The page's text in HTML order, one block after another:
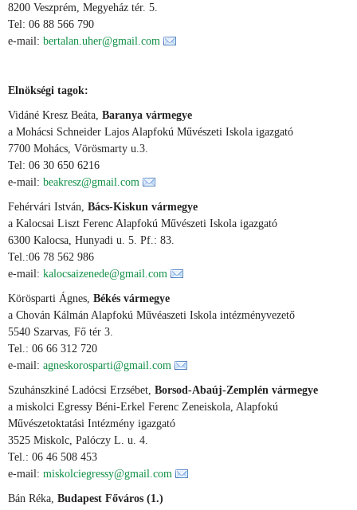
8200 Veszprém, Megyeház tér. 5.
Tel: 06 88 566 790
e-mail: bertalan.uher@gmail.com
Elnökségi tagok:
Vidáné Kresz Beáta, Baranya vármegye
a Mohácsi Schneider Lajos Alapfokú Művészeti Iskola igazgató
7700 Mohács, Vörösmarty u.3.
Tel: 06 30 650 6216
e-mail: beakresz@gmail.com
Fehérvári István, Bács-Kiskun vármegye
a Kalocsai Liszt Ferenc Alapfokú Művészeti Iskola igazgató
6300 Kalocsa, Hunyadi u. 5. Pf.: 83.
Tel.:06 78 562 986
e-mail: kalocsaizenede@gmail.com
Körösparti Ágnes, Békés vármegye
a Chován Kálmán Alapfokú Művéaszeti Iskola intézményvezető
5540 Szarvas, Fő tér 3.
Tel.: 06 66 312 720
e-mail: agneskorosparti@gmail.com
Szuhánszkiné Ladócsi Erzsébet, Borsod-Abaúj-Zemplén vármegye
a miskolci Egressy Béni-Erkel Ferenc Zeneiskola, Alapfokú
Művészetoktatási Intézmény igazgató
3525 Miskolc, Palóczy L. u. 4.
Tel.: 06 46 508 453
e-mail: miskolciegressy@gmail.com
Bán Réka, Budapest Főváros (1.)